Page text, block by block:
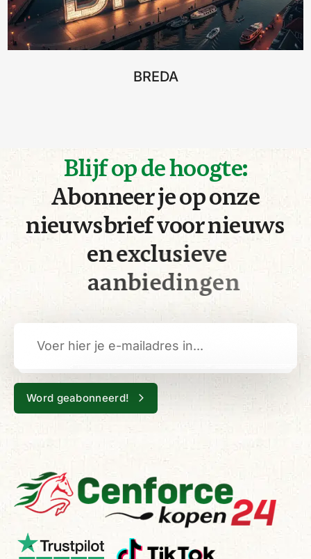
BREDA
Blijfopdehoogte:
Abonneerjeoponze
nieuwsbriefvoornieuws
enexclusieve
aanbiedingen
Word geabonneerd!